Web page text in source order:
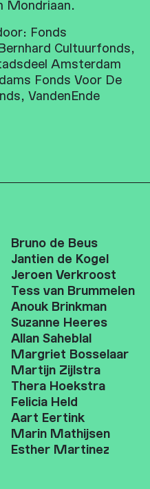
Mondriaan.
Fonds
Cultuurfonds,
Amsterdam
Fonds Voor De
VandenEnde
Bruno de Beus
Jantien de Kogel
Jeroen Verkroost
Tess van Brummelen
Anouk Brinkman
Suzanne Heeres
Allan Saheblal
Margriet Bosselaar
Martijn Zijlstra
Thera Hoekstra
Felicia Held
Aart Eertink
Marin Mathijsen
Esther Martinez